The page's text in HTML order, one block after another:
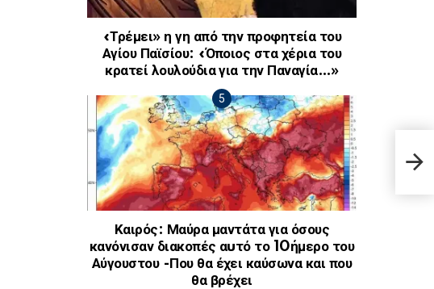
«Τρέμει» η γη από την προφητεία του
Αγίου Παϊσίου: «Όποιος στα χέρια του
κρατεί λουλούδια για την Παναγία…»
Καιρός: Μαύρα μαντάτα για όσους
κανόνισαν διακοπές αuτό το 10ήμερο του
Αύγουστου -Που θα έχει καύσωνα και που
θα βρέχει